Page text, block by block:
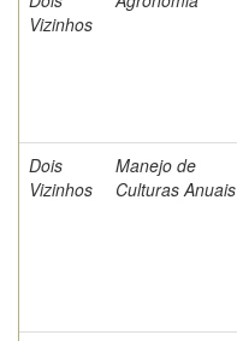
Vizinhos
Dois
Vizinhos
Manejo de
Culturas Anuais